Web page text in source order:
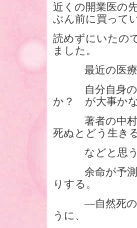
近くの開業医の
ぶん前に買って
読めずにいたの
ました。
最近の医療に
自分自身の生
か？ が大事かな
著者の中村医
死ぬとどう生き
などと思う
余命が予測で
りする。
―自然死のす
うに、